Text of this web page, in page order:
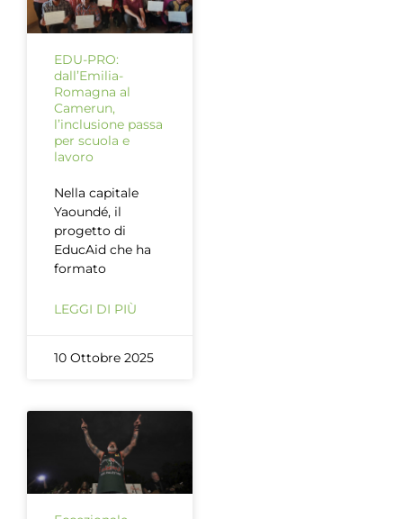
EDU-PRO:
dall’Emilia-
Romagna al
Camerun,
l’inclusione passa
per scuola e
lavoro
Nella capitale
Yaoundé, il
progetto di
EducAid che ha
formato
LEGGI DI PIÙ
10 Ottobre 2025